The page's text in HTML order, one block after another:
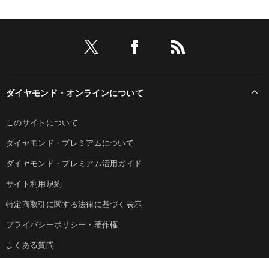
ダイヤモンド・オンラインについて
このサイトについて
ダイヤモンド・プレミアムについて
ダイヤモンド・プレミアム活用ガイド
サイト利用規約
特定商取引に関する法律に基づく表示
プライバシーポリシー・著作権
よくある質問